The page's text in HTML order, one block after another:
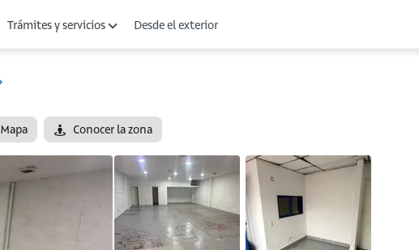
Trámites y servicios Desde el exterior
Mapa Conocer la zona